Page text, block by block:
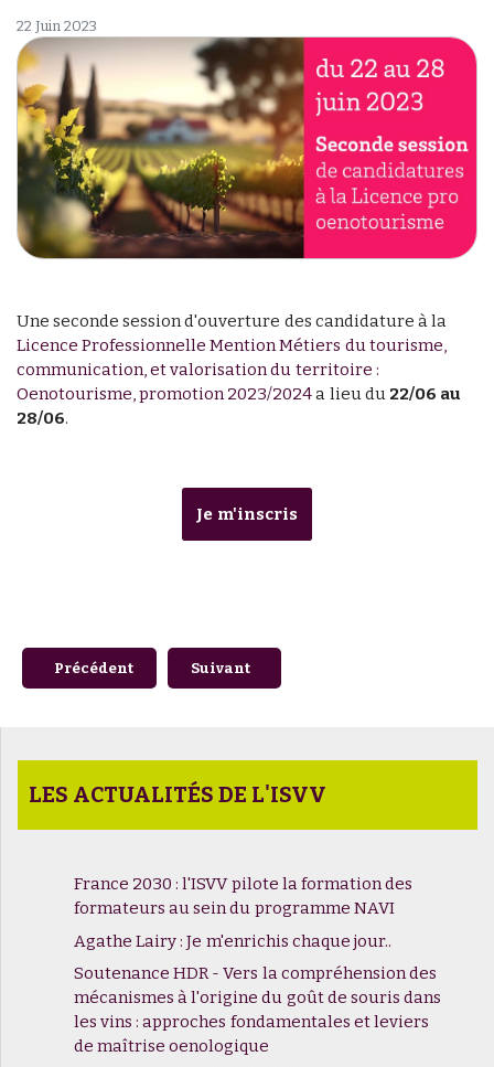
22 Juin 2023
Une seconde session d'ouverture des candidature à la
Licence Professionnelle Mention Métiers du tourisme,
communication, et valorisation du territoire :
Oenotourisme, promotion 2023/2024a lieu du22/06 au
28/06.
Je m'inscris
Article précédent : Diplômes Universitaires : dernières
Précédent Article suivant : Séminaire -
Suivant
LES ACTUALITÉS DE L'ISVV
France 2030 : l'ISVV pilote la formation des
formateurs au sein du programme NAVI
Agathe Lairy : Je m'enrichis chaque jour..
Soutenance HDR - Vers la compréhension des
mécanismes à l'origine du goût de souris dans
les vins : approches fondamentales et leviers
de maîtrise oenologique